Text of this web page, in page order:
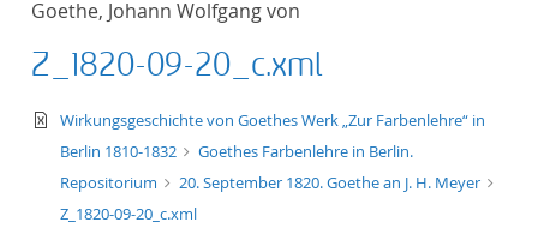
Goethe, Johann Wolfgang von
Z_1820-09-20_c.xml
text/xml
Wirkungsgeschichte von Goethes Werk „Zur Farbenlehre“ in
Berlin 1810-1832
Goethes Farbenlehre in Berlin.
Repositorium
20. September 1820. Goethe an J. H. Meyer
Z_1820-09-20_c.xml